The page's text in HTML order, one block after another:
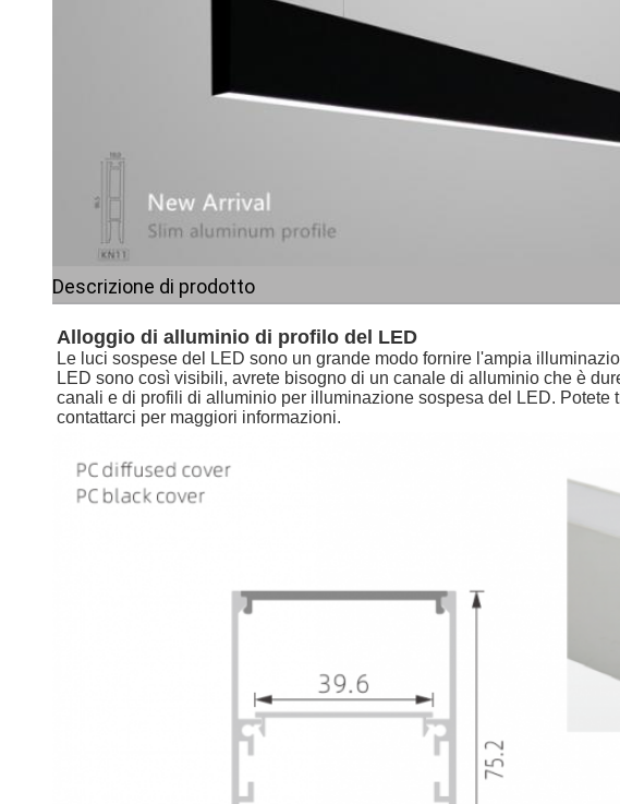
Descrizione di prodotto
Alloggio di alluminio di profilo del LED
Le luci sospese del LED sono un grande modo fornire l'ampia
LED sono così visibili, avrete bisogno di un canale di alluminio che è
canali e di profili di alluminio per illuminazione sospesa del LED.
contattarci per maggiori informazioni.